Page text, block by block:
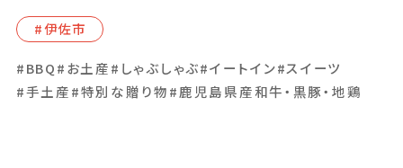
#伊佐市
#BBQ#お土産#しゃぶしゃぶ#イートイン#スイーツ
#手土産#特別な贈り物#鹿児島県産和牛・黒豚・地鶏
2024.04.27GOURMET